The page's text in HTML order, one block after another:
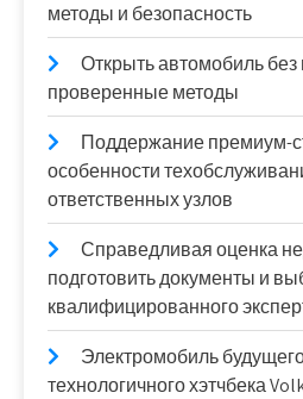
методы и безопасность
Открыть автомобиль
проверенные методы
Поддержание премиум-
особенности
ответственных узлов
Справедливая оценка
подготовить документы и
квалифицированного
Электромобиль
технологичного хэтчбека